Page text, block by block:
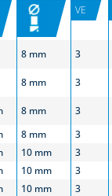
VE
8 mm 3
8 mm 3
8 mm 3
8 mm 3
10 mm 3
10 mm 3
10 mm 3